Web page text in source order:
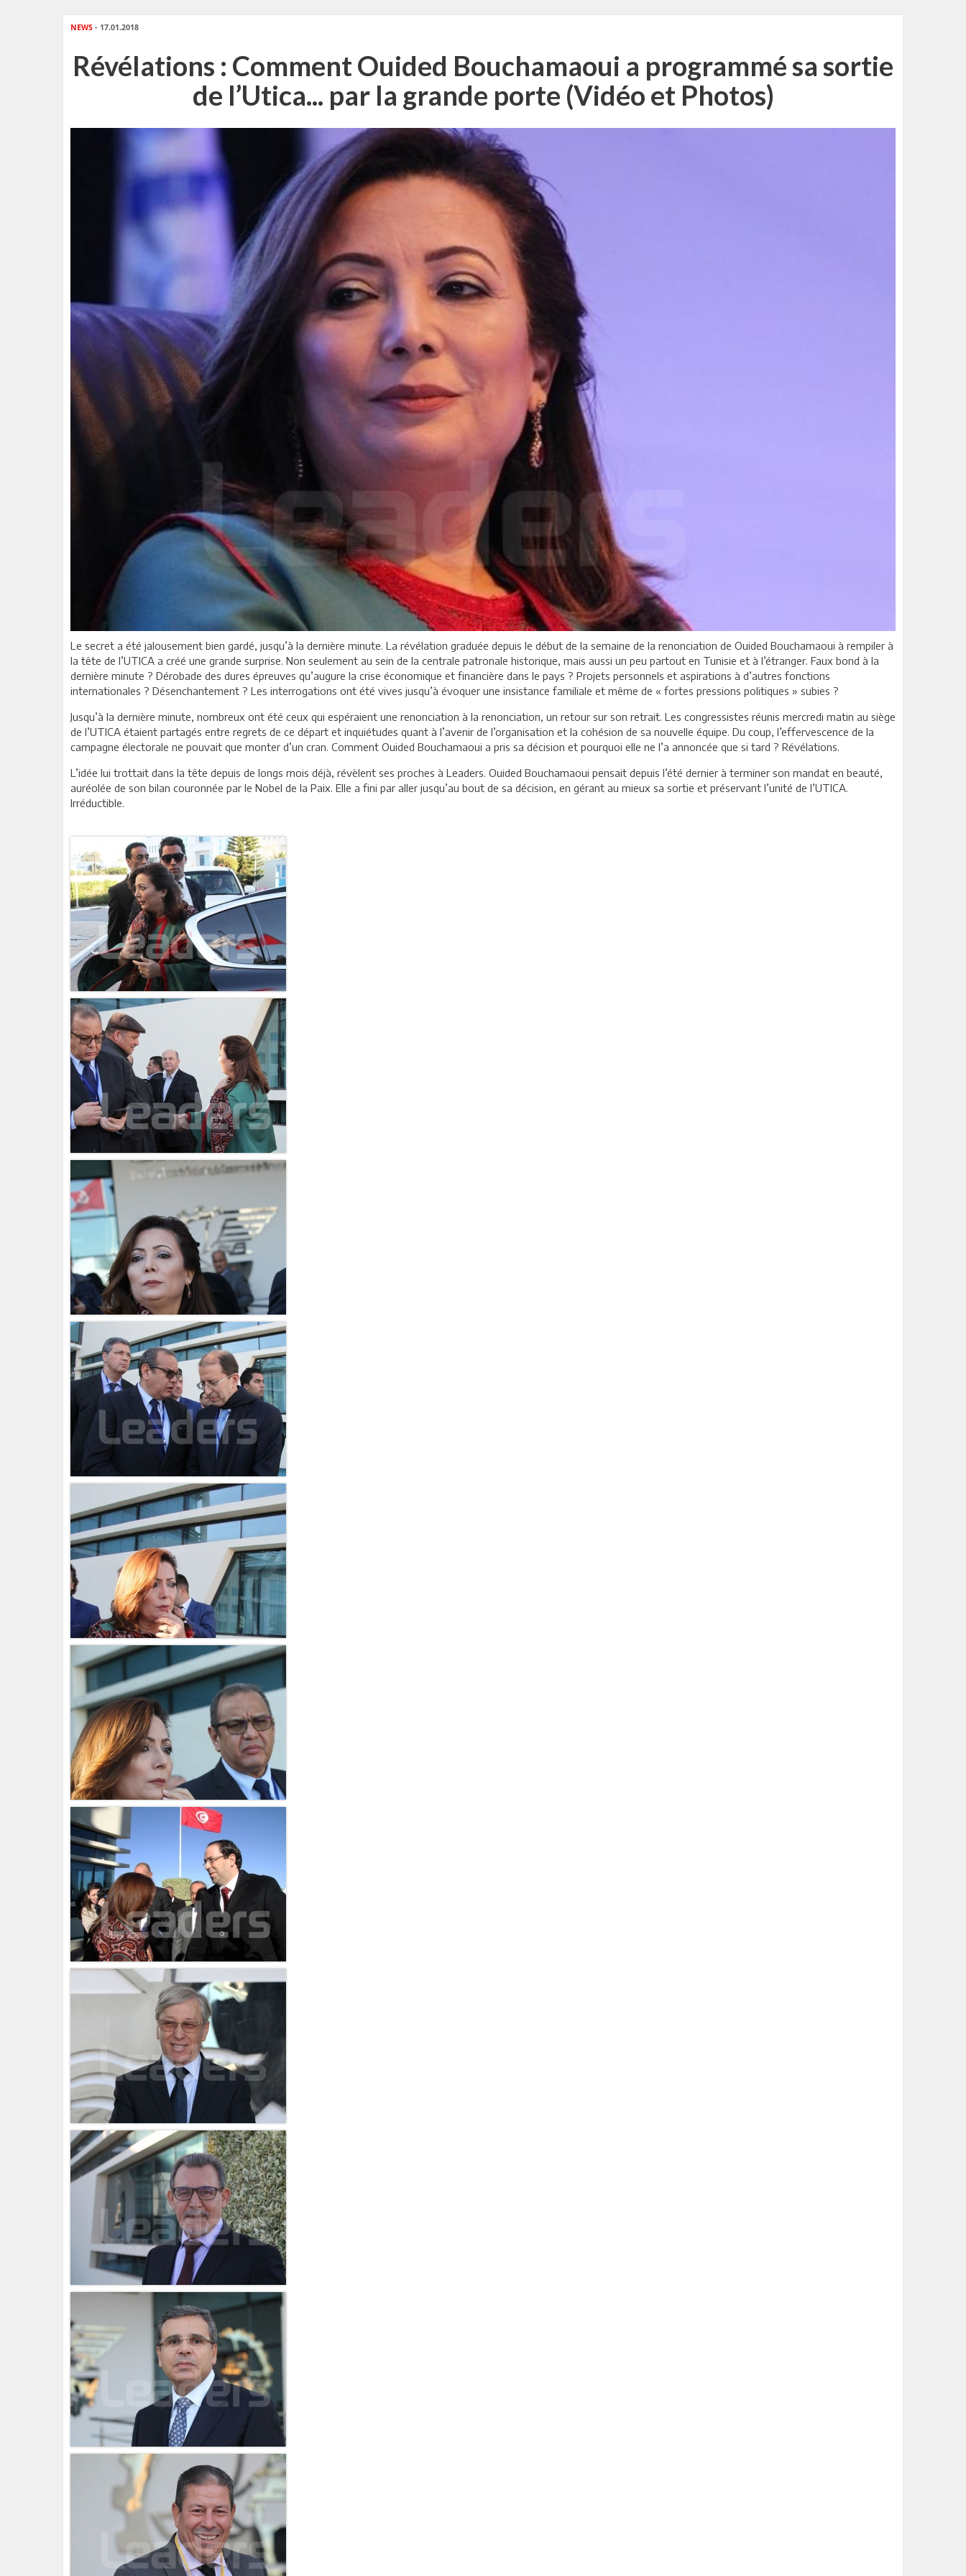
NEWS - 17.01.2018
Révélations : Comment Ouided Bouchamaoui a programmé sa sortie
de l’Utica... par la grande porte (Vidéo et Photos)
Le secret a été jalousement bien gardé, jusqu’à la dernière minute. La révélation graduée depuis le début de la semaine de la renonciation de Ouided Bouchamaoui à rempiler à
la tête de l’UTICA a créé une grande surprise. Non seulement au sein de la centrale patronale historique, mais aussi un peu partout en Tunisie et à l’étranger. Faux bond à la
dernière minute ? Dérobade des dures épreuves qu’augure la crise économique et financière dans le pays ? Projets personnels et aspirations à d’autres fonctions
internationales ? Désenchantement ? Les interrogations ont été vives jusqu’à évoquer une insistance familiale et même de « fortes pressions politiques » subies ?
Jusqu’à la dernière minute, nombreux ont été ceux qui espéraient une renonciation à la renonciation, un retour sur son retrait. Les congressistes réunis mercredi matin au siège
de l’UTICA étaient partagés entre regrets de ce départ et inquiétudes quant à l’avenir de l’organisation et la cohésion de sa nouvelle équipe. Du coup, l’effervescence de la
campagne électorale ne pouvait que monter d’un cran. Comment Ouided Bouchamaoui a pris sa décision et pourquoi elle ne l’a annoncée que si tard ? Révélations.
L’idée lui trottait dans la tête depuis de longs mois déjà, révèlent ses proches à Leaders. Ouided Bouchamaoui pensait depuis l’été dernier à terminer son mandat en beauté,
auréolée de son bilan couronnée par le Nobel de la Paix. Elle a fini par aller jusqu’au bout de sa décision, en gérant au mieux sa sortie et préservant l’unité de l’UTICA.
Irréductible.